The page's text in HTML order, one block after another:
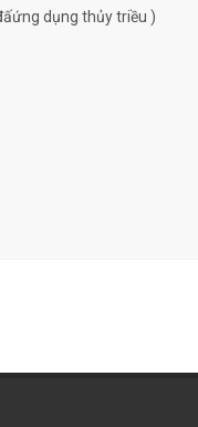
dụng thủy triều )